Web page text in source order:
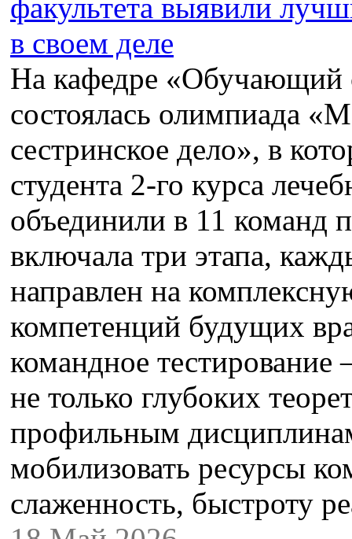
На кафедре «Обучающий
состоялась олимпиада
сестринское дело», в
студента 2-го курса
объединили в 11 команд
включала три этапа,
направлен на
компетенций будущих
командное тестирование
не только глубоких
профильным
мобилизовать ресурсы
слаженность, быстроту